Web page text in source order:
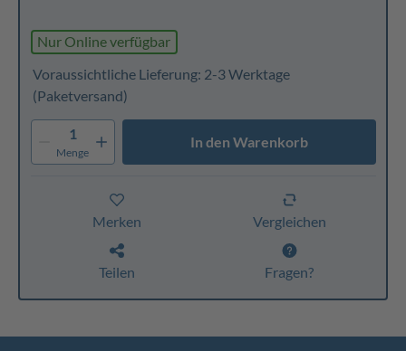
Nur Online verfügbar
Voraussichtliche Lieferung: 2-3 Werktage
(Paketversand)
1
Menge
In den Warenkorb
Merken Vergleichen
Teilen Fragen?